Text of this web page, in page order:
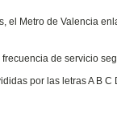
el Metro de Valencia
de servicio
por las letras A B